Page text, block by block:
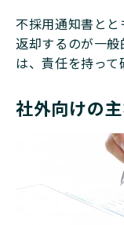
不採用通知書と
返却するのが一
は、責任を持って
社外向けの